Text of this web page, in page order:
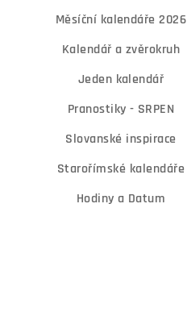
Měsíční kalendáře 2026
Kalendář a zvěrokruh
Jeden kalendář
Pranostiky - SRPEN
Slovanské inspirace
Starořímské kalendáře
Hodiny a Datum